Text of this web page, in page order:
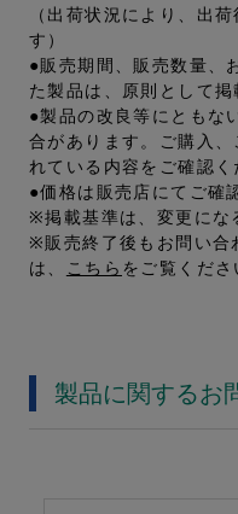
（出荷状況により、出
す）
●販売期間、販売数量、
た製品は、原則として掲
●製品の改良等にともな
合があります。ご購入
れている内容をご確認く
●価格は販売店にてご確
※掲載基準は、変更にな
※販売終了後もお問い合
は、
こちら をご覧くださ
製品に関するお